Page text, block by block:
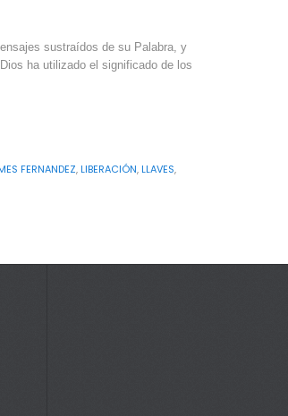
sustraídos de su Palabra, y
ha utilizado el significado de los
FERNANDEZ, LIBERACIÓN, LLAVES,